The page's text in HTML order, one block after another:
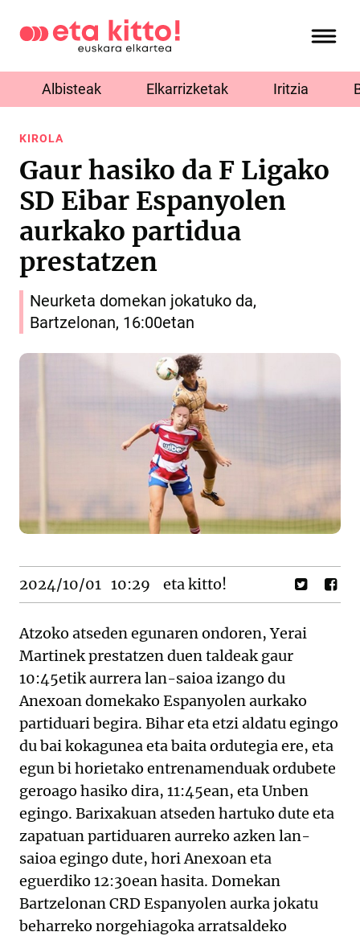
Albisteak Elkarrizketak Iritzia
KIROLA
Gaur hasiko da F Ligako
SD Eibar Espanyolen
aurkako partidua
prestatzen
Neurketa domekan jokatuko da,
Bartzelonan, 16:00etan
2024/10/01 10:29 eta kitto!
Atzoko atseden egunaren ondoren, Yerai
Martinek prestatzen duen taldeak gaur
10:45etik aurrera lan-saioa izango du
Anexoan domekako Espanyolen aurkako
partiduari begira. Bihar eta etzi aldatu egingo
du bai kokagunea eta baita ordutegia ere, eta
egun bi horietako entrenamenduak ordubete
geroago hasiko dira, 11:45ean, eta Unben
egingo. Barixakuan atseden hartuko dute eta
zapatuan partiduaren aurreko azken lan-
saioa egingo dute, hori Anexoan eta
eguerdiko 12:30ean hasita. Domekan
Bartzelonan CRD Espanyolen aurka jokatu
beharreko norgehiagoka arratsaldeko